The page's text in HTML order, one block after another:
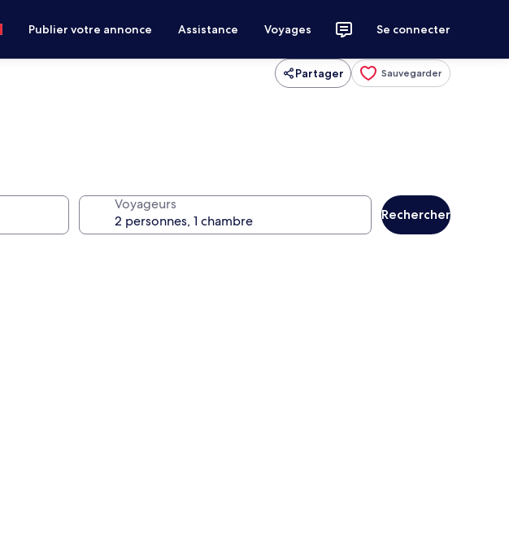
Publier votre annonce Assistance Voyages Se connecter
Partager Sauvegarder
Voyageurs
Rechercher